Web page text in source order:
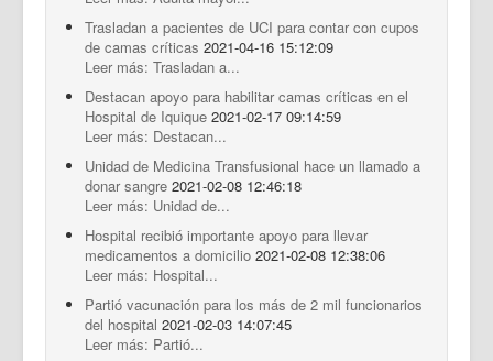
Trasladan a pacientes de UCI para contar con cupos
de camas críticas 2021-04-16 15:12:09
Leer más: Trasladan a...
Destacan apoyo para habilitar camas críticas en el
Hospital de Iquique 2021-02-17 09:14:59
Leer más: Destacan...
Unidad de Medicina Transfusional hace un llamado a
donar sangre 2021-02-08 12:46:18
Leer más: Unidad de...
Hospital recibió importante apoyo para llevar
medicamentos a domicilio 2021-02-08 12:38:06
Leer más: Hospital...
Partió vacunación para los más de 2 mil funcionarios
del hospital 2021-02-03 14:07:45
Leer más: Partió...